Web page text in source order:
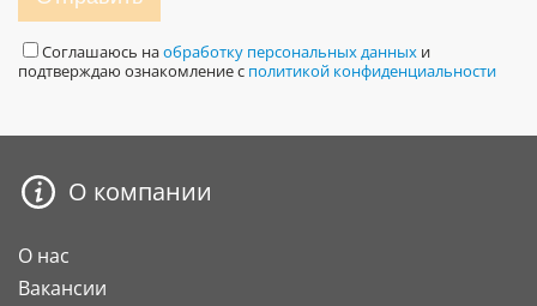
Соглашаюсь наобработку персональных данных и
подтверждаю ознакомление с политикой конфиденциальности
О компании
О нас
Вакансии